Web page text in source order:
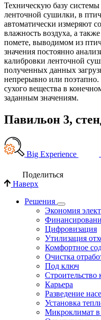
Техническую базу
ленточной сушилки, в
автоматически измеряют
влажность воздуха, а
помете, выводимом из
значения постоянно
калибровки ленточной
полученных данных
непрерывно или
сухого вещества в
заданным значениям.
Павильон 3,
Big Experience
Поделиться
Наверх
Решения
Экономия
Цифровизация
Утилизация
Комфортное
Очистка
Под ключ
Строительство
Карьера
Разведение
Установка
Микроклимат в